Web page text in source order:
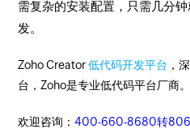
需复杂的安装配置，只需几分
发。
Zoho Creator低代码开发平台 ，
台，Zoho是专业低代码平台厂商。
欢迎咨询：400-660-8680转806